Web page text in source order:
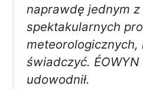
naprawdę jednym
spektakularnych
świadczyć. ÉOWYN
udowodnił.